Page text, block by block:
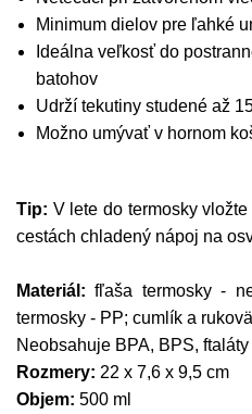
Minimum dielov pre ľahké
Ideálna veľkosť do
batohov
Udrží tekutiny studené až
Možno umývať v hornom
Tip: V lete do termosky
cestách chladený nápoj na
Materiál: fľaša termosky -
termosky - PP; cumlík a
Neobsahuje BPA, BPS,
Rozmery: 22 x 7,6 x 9,5 cm
Objem: 500 ml